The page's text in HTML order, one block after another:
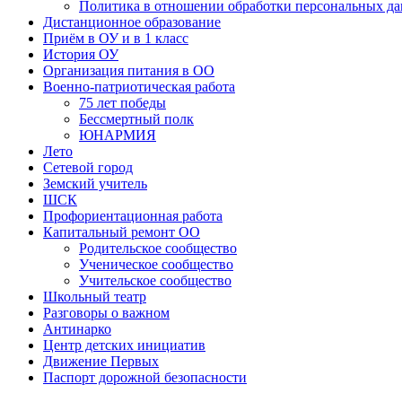
Политика в отношении обработки персональных
Дистанционное образование
Приём в ОУ и в 1 класс
История ОУ
Организация питания в ОО
Военно-патриотическая работа
75 лет победы
Бессмертный полк
ЮНАРМИЯ
Лето
Сетевой город
Земский учитель
ШСК
Профориентационная работа
Капитальный ремонт ОО
Родительское сообщество
Ученическое сообщество
Учительское сообщество
Школьный театр
Разговоры о важном
Антинарко
Центр детских инициатив
Движение Первых
Паспорт дорожной безопасности